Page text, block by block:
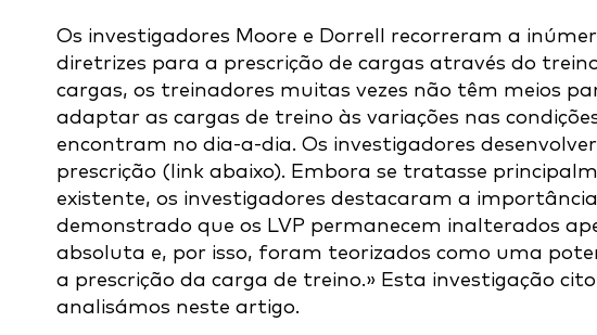
Os investigadores Moore e Dorrell recorreram a
diretrizes para a prescrição de cargas através do
cargas, os treinadores muitas vezes não têm meios
adaptar as cargas de treino às variações nas
encontram no dia-a-dia. Os investigadores
prescrição (link abaixo). Embora se tratasse
existente, os investigadores destacaram a
demonstrado que os LVP permanecem inalterados
absoluta e, por isso, foram teorizados como uma
a prescrição da carga de treino.» Esta investigação
analisámos neste artigo.